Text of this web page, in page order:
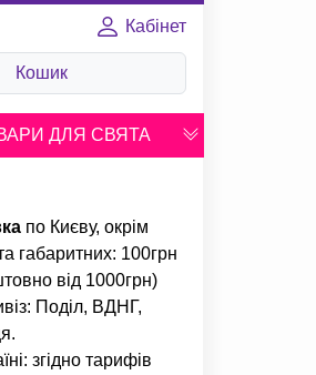
Кабінет
Кошик
ДЛЯ СВЯТА
по Києву, окрім
габаритних: 100грн
від 1000грн)
Поділ, ВДНГ,
згідно тарифів